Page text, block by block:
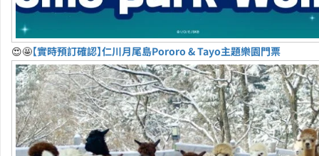
😍🤩【實時預訂確認】仁川月尾島Pororo & Tayo主題樂園門票